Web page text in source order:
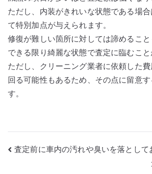
ただし、内装がきれいな状態である場
て特別加点が与えられます。
修復が難しい箇所に対しては諦めること
できる限り綺麗な状態で査定に臨むこと
ただし、クリーニング業者に依頼した
回る可能性もあるため、その点に留意
す。
投
査定前に車内の汚れや臭いを落として